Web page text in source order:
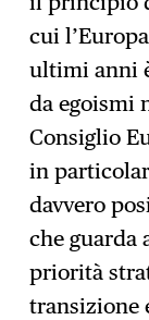
cui
ultimi anni
da egoismi
Consiglio
in
davvero
che guarda
priorità
transizione